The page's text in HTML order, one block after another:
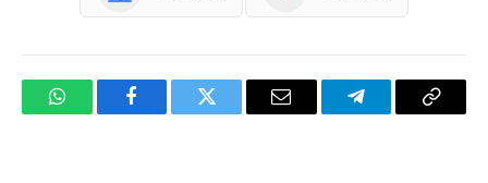
WhatsAppFacebookTwitter Email TelegramCopy